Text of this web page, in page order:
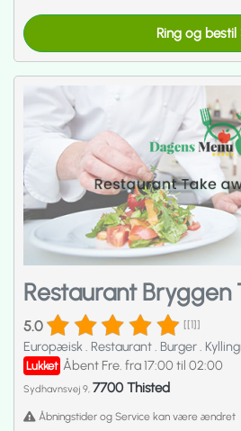
Ring og bestil
Restaurant Bryggen
5.0 [[1]]
Europæisk Restaurant Burger
Lukket Åbent Fre. fra 17:00 til 02:00
Sydhavnsvej 9, 7700 Thisted
Åbningstider og Service kan være ændret